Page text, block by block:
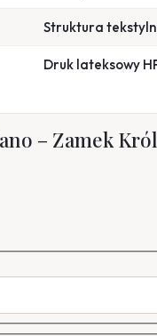
Struktura
Druk lateksowy
– Zamek